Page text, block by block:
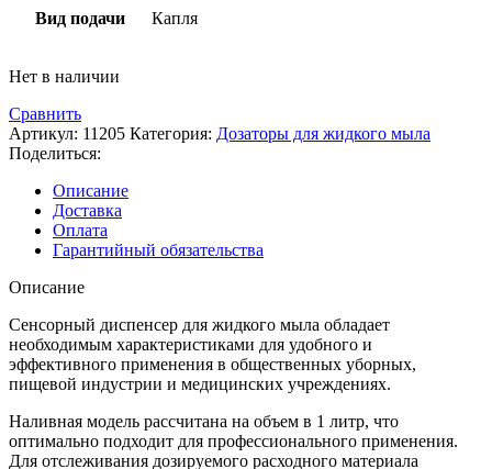
Вид подачи Капля
Нет в наличии
Сравнить
Артикул: 11205 Категория: Дозаторы для жидкого мыла
Поделиться:
Описание
Доставка
Оплата
Гарантийный обязательства
Описание
Сенсорный диспенсер для жидкого мыла обладает
необходимым характеристиками для удобного и
эффективного применения в общественных уборных,
пищевой индустрии и медицинских учреждениях.
Наливная модель рассчитана на объем в 1 литр, что
оптимально подходит для профессионального применения.
Для отслеживания дозируемого расходного материала